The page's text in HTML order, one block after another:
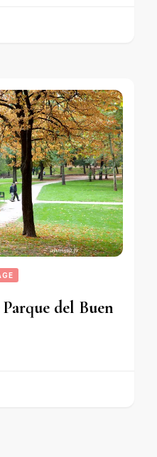
del Buen